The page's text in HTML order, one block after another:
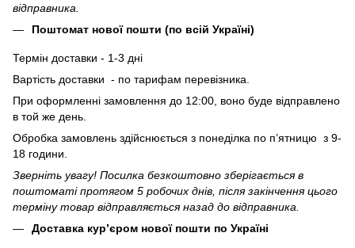
відправника.
Поштомат нової пошти (по всій Україні)
Термін доставки - 1-3 дні
Вартість доставки - по тарифам перевізника.
При оформленні замовлення до 12:00, воно буде відправлено
в той же день.
Обробка замовлень здійснюється з понеділка по п’ятницю з 9-
18 години.
Зверніть увагу! Посилка безкоштовно зберігається в
поштоматі протягом 5 робочих днів, після закінчення цього
терміну товар відправляється назад до відправника.
Доставка кур’єром нової пошти по Україні